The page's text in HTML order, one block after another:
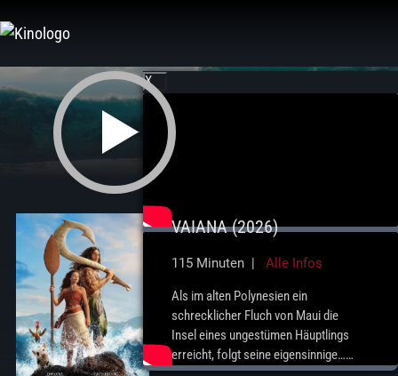
Inhalt
X
VAIANA (2026)
115 Minuten | Alle Infos
Als im alten Polynesien ein
schrecklicher Fluch von Maui die
Insel eines ungestümen Häuptlings
erreicht, folgt seine eigensinnige…